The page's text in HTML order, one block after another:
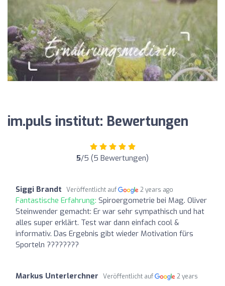
im.puls institut: Bewertungen
5/5 (5 Bewertungen)
Siggi Brandt Veröffentlicht auf 2 years ago
Fantastische Erfahrung: Spiroergometrie bei Mag. Oliver
Steinwender gemacht: Er war sehr sympathisch und hat
alles super erklärt. Test war dann einfach cool &
informativ. Das Ergebnis gibt wieder Motivation fürs
Sporteln ????????
Markus Unterlerchner Veröffentlicht auf
2 years